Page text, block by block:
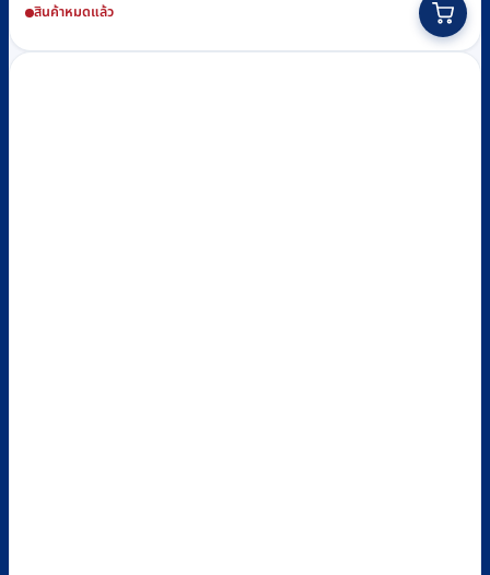
was:
฿3,100.
is:
฿2,500.
สินค้าหมดแล้ว